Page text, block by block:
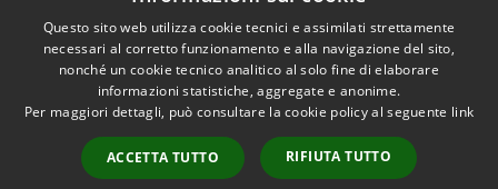
RSS
Accessibilità
Cookie
Mappa del sito
Difensore civico
Copyright © 2023 •
Comune di Noicàttaro
Powered byMunicipium
Redazione•Portale
dipendente
Questo sito web utilizza cookie tecnici e assimilati strettamente
necessari al corretto funzionamento e alla navigazione del sito,
nonché un cookie tecnico analitico al solo fine di elaborare
informazioni statistiche, aggregate e anonime.
Per maggiori dettagli, può consultare la cookie policy al seguente link
ACCETTA TUTTO RIFIUTA TUTTO